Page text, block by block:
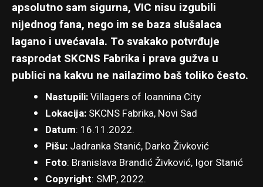
apsolutno sam sigurna, VIC nisu izgubili
nijednog fana, nego im se baza slušalaca
lagano i uvećavala. To svakako potvrđuje
rasprodat SKCNS Fabrika i prava gužva u
publici na kakvu ne nailazimo baš toliko često.
Nastupili:Villagers of Ioannina City
Lokacija: SKCNS Fabrika, Novi Sad
Datum: 16.11.2022.
Pišu: Jadranka Stanić, Darko Živković
Foto: Branislava Brandić Živković, Igor Stanić
Copyright: SMP, 2022.